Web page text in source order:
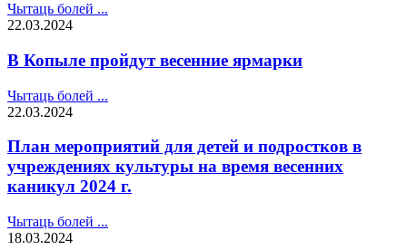
Чытаць болей ...
22.03.2024
В Копыле пройдут весенние ярмарки
Чытаць болей ...
22.03.2024
План мероприятий для детей и подростков в
учреждениях культуры на время весенних
каникул 2024 г.
Чытаць болей ...
18.03.2024